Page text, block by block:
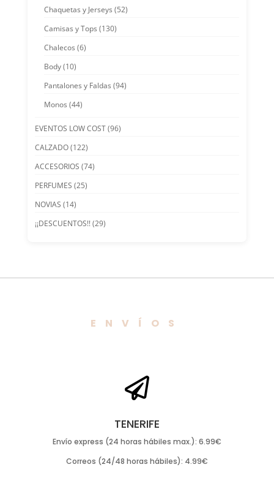
Chaquetas y Jerseys (52)
Camisas y Tops (130)
Chalecos (6)
Body(10)
Pantalones y Faldas (94)
Monos (44)
EVENTOS LOW COST(96)
CALZADO(122)
ACCESORIOS (74)
PERFUMES (25)
NOVIAS (14)
¡¡DESCUENTOS!!(29)
ENVÍOS

TENERIFE
Envío express (24 horas hábiles max.): 6.99€
Correos (24/48 horas hábiles): 4.99€